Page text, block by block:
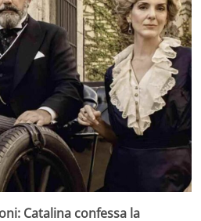
Catalina confessa la